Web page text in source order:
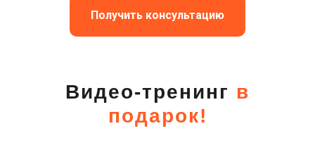
Получить консультацию
Видео-тренинг в
подарок!